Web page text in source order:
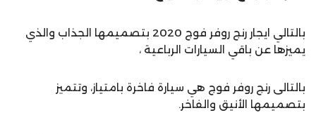
بالتالي ايجار رنج روفر فوج 2020 بتصميمها الجذاب والذي
يميزها عن باقي السيارات الرباعية ،
بالتالى رنج روفر فوج هي سيارة فاخرة بامتياز، وتتميز
بتصميمها الأنيق والفاخر.